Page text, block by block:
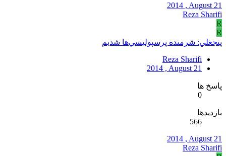
2014 , August 21
Reza Sharifi
R
R
پنجعلي: شرمنده پرسپوليسي‌ها شديم
Reza Sharifi
2014 , August 21
پاسخ ها
0
بازدیدها
566
2014 , August 21
Reza Sharifi